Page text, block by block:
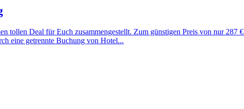
tollen Deal für Euch zusammengestellt. Zum günstigen Preis von nur 287
eine getrennte Buchung von Hotel...